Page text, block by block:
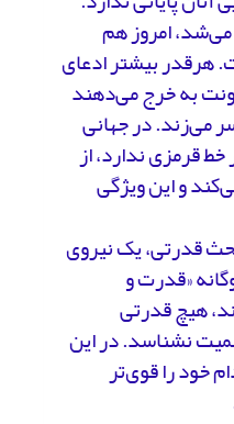
امروز هم
هرقدر بیشتر ادعای
به خرج می‌دهند
می‌زند. در جهانی
قرمزی ندارد، از
و این ویژگی
قدرتی، یک نیروی
«قدرت و
هیچ قدرتی
نشناسد. در این
خود را قوی‌تر